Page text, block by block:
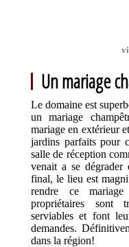
Un mariage
Le domaine est
un mariage
mariage en extérieur
jardins parfaits pour
salle de réception
venait a se dégrader
final, le lieu est
rendre ce
propriétaires sont
serviables et font
demandes.
dans la région!